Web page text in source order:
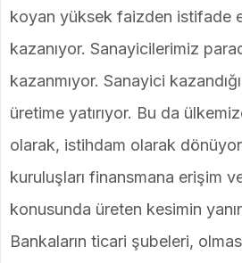
koyan yüksek faizden istifade
kazanıyor. Sanayicilerimiz
kazanmıyor. Sanayici
üretime yatırıyor. Bu da
olarak, istihdam olarak
kuruluşları finansmana erişim
konusunda üreten kesimin
Bankaların ticari şubeleri,